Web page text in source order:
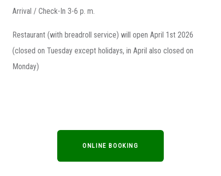
Arrival / Check-In 3-6 p. m.
Restaurant (with breadroll service) will open April 1st 2026
(closed on Tuesday except holidays, in April also closed on
Monday)
ONLINE BOOKING